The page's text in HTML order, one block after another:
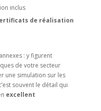
inclus
de réalisation
: y figurent
de votre secteur
une simulation sur les
souvent le détail qui
excellent